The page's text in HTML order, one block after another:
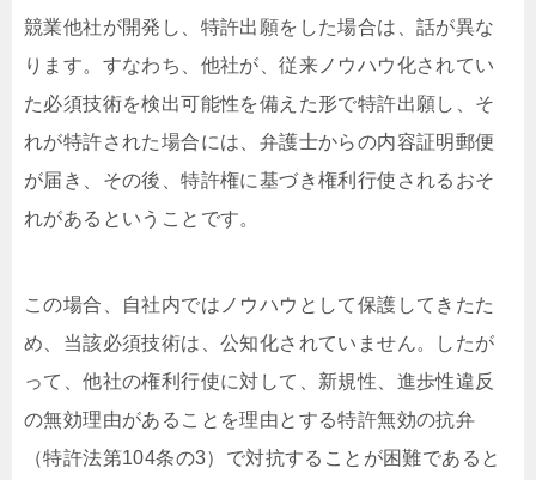
競業他社が開発し、特許出願をした場合は、話が異な
ります。すなわち、他社が、従来ノウハウ化されてい
た必須技術を検出可能性を備えた形で特許出願し、そ
れが特許された場合には、弁護士からの内容証明郵便
が届き、その後、特許権に基づき権利行使されるおそ
れがあるということです。
この場合、自社内ではノウハウとして保護してきたた
め、当該必須技術は、公知化されていません。したが
って、他社の権利行使に対して、新規性、進歩性違反
の無効理由があることを理由とする特許無効の抗弁
（特許法第104条の3）で対抗することが困難であると